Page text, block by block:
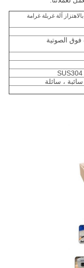
آلة غربلة غرامة
فوق الصوتية
، سائلة